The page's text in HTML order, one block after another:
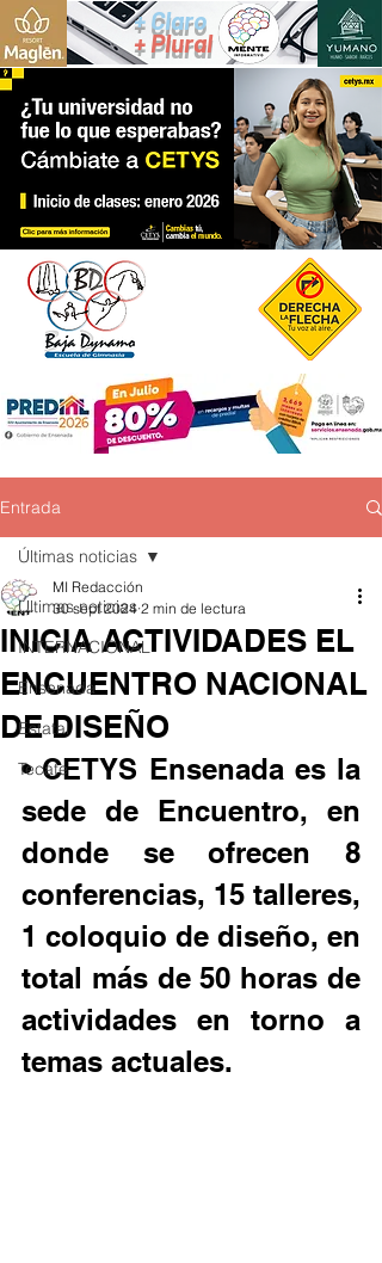
+ Claro
+ Plural
Entrada
Últimas noticias
INTERNACIONAL
Ensenada
Estatal
Tecate
Últimas noticias
INICIA ACTIVIDADES EL
ENCUENTRO NACIONAL
DE DISEÑO
MI Redacción
30 sept 2024 2 min de lectura
• CETYS Ensenada es la
sede de Encuentro, en
donde se ofrecen 8
conferencias, 15 talleres,
1 coloquio de diseño, en
total más de 50 horas de
actividades en torno a
temas actuales.